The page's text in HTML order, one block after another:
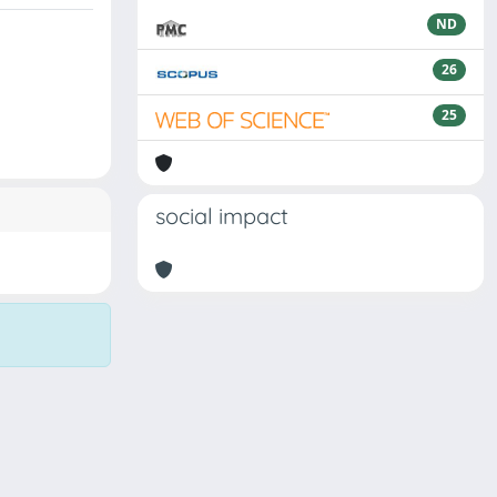
ND
26
25
social impact